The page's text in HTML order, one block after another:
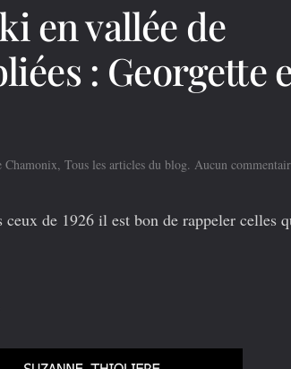
en vallée de
: Georgette
Chamonix, Tous les articles du blog. Aucun
de 1926 il est bon de rappeler celles